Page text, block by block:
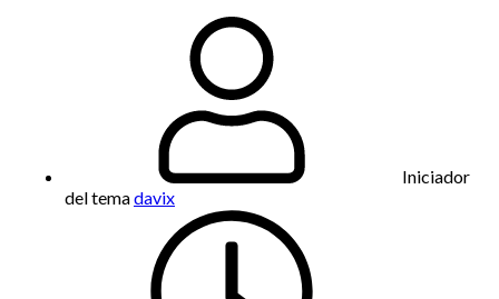
Iniciador
del temadavix